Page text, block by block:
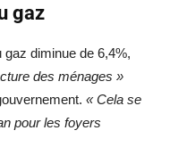
gaz
gaz diminue de 6,4%,
des ménages »
« Cela se
pour les foyers